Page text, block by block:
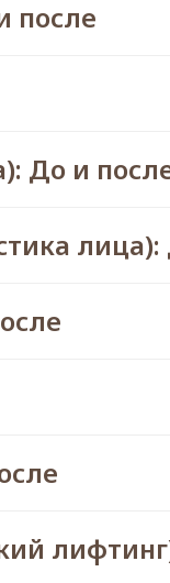
после
До и
лица):